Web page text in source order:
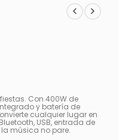
Con 400W de
y batería de
cualquier lugar en
USB, entrada de
música no pare.